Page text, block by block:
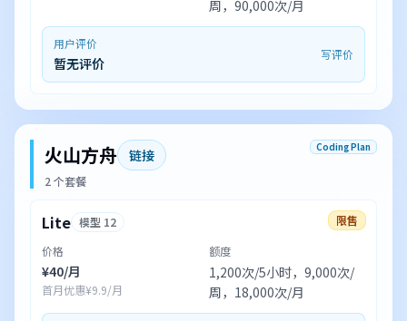
周，90,000次/月
用户评价
暂无评价
写评价
火山方舟 链接
2 个套餐
Coding Plan
Lite 模型 12
限售
价格
¥40/月
首月优惠¥9.9/月
额度
1,200次/5小时，9,000次/
周，18,000次/月